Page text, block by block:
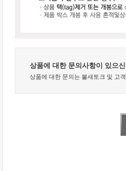
상품에 대한 문의사항이 있으
상품에 대한 문의는 불새토크 및 고